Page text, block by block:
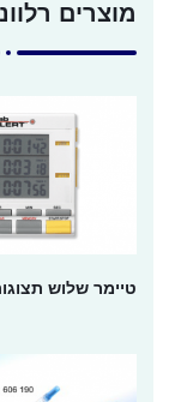
מוצרים
טיימר שלוש